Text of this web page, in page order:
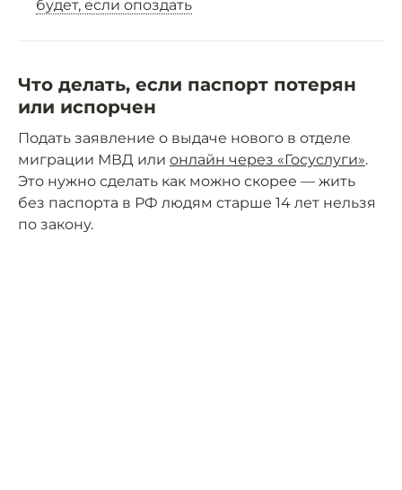
будет, если опоздать
Что делать, если паспорт потерян
или испорчен
Подать заявление о выдаче нового в отделе
миграции МВД или онлайн через «Госуслуги».
Это нужно сделать как можно скорее — жить
без паспорта в РФ людям старше 14 лет нельзя
по закону.